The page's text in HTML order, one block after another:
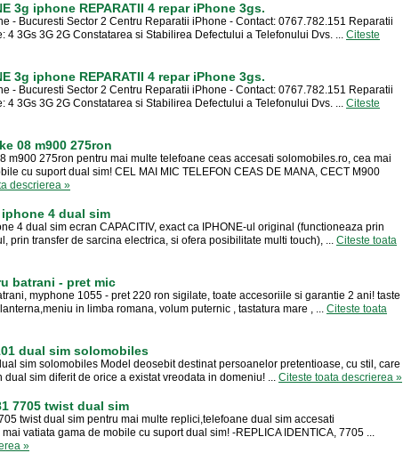
3g iphone REPARATII 4 repar iPhone 3gs.
- Bucuresti Sector 2 Centru Reparatii iPhone - Contact: 0767.782.151 Reparatii
4 3Gs 3G 2G Constatarea si Stabilirea Defectului a Telefonului Dvs. ... Citeste
3g iphone REPARATII 4 repar iPhone 3gs.
- Bucuresti Sector 2 Centru Reparatii iPhone - Contact: 0767.782.151 Reparatii
4 3Gs 3G 2G Constatarea si Stabilirea Defectului a Telefonului Dvs. ... Citeste
08 m900 275ron
m900 275ron pentru mai multe telefoane ceas accesati solomobiles.ro, cea mai
cu suport dual sim! CEL MAI MIC TELEFON CEAS DE MANA, CECT M900
descrierea »
4 dual sim
4 dual sim ecran CAPACITIV, exact ca IPHONE-ul original (functioneaza prin
prin transfer de sarcina electrica, si ofera posibilitate multi touch), ... Citeste toata
batrani - pret mic
myphone 1055 - pret 220 ron sigilate, toate accesoriile si garantie 2 ani! taste
in limba romana, volum puternic , tastatura mare , ... Citeste toata
dual sim solomobiles
sim solomobiles Model deosebit destinat persoanelor pretentioase, cu stil, care
dual sim diferit de orice a existat vreodata in domeniu! ... Citeste toata descrierea »
7705 twist dual sim
twist dual sim pentru mai multe replici,telefoane dual sim accesati
vatiata gama de mobile cu suport dual sim! -REPLICA IDENTICA, 7705 ...
»